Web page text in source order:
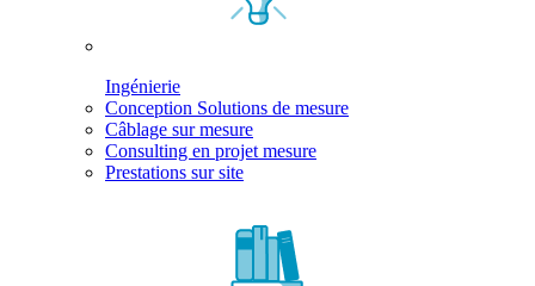
Ingénierie
Conception Solutions de mesure
Câblage sur mesure
Consulting en projet mesure
Prestations sur site